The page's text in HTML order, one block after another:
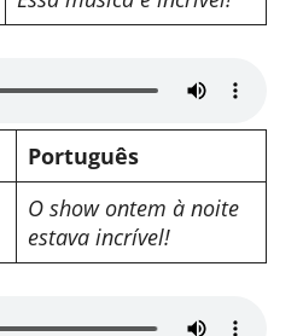
Português
O show ontem à noite
estava incrível!